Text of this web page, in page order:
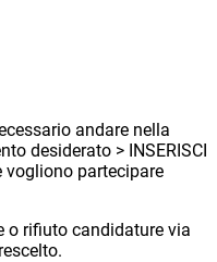
andare nella
desiderato > INSERISCI
vogliono partecipare
o rifiuto candidature via